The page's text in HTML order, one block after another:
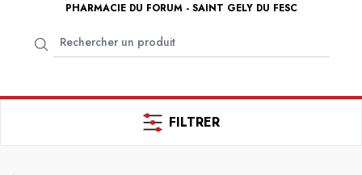
PHARMACIE DU FORUM - SAINT GELY DU FESC
FILTRER